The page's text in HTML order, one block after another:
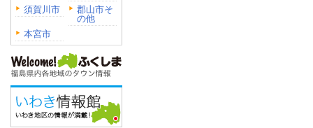
須賀川市
郡山市そ
の他
本宮市